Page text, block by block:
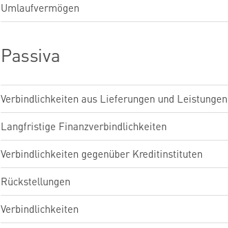
Umlaufvermögen
Passiva
Verbindlichkeiten aus Lieferungen und Leistungen
Langfristige Finanzverbindlichkeiten
Verbindlichkeiten gegenüber Kreditinstituten
Rückstellungen
Verbindlichkeiten